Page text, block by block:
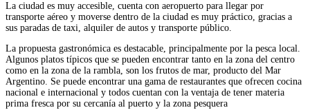
La ciudad es muy accesible, cuenta con aeropuerto para llegar por
transporte aéreo y moverse dentro de la ciudad es muy práctico, gracias a
sus paradas de taxi, alquiler de autos y transporte público.
La propuesta gastronómica es destacable, principalmente por la pesca local.
Algunos platos típicos que se pueden encontrar tanto en la zona del centro
como en la zona de la rambla, son los frutos de mar, producto del Mar
Argentino. Se puede encontrar una gama de restaurantes que ofrecen cocina
nacional e internacional y todos cuentan con la ventaja de tener materia
prima fresca por su cercanía al puerto y la zona pesquera